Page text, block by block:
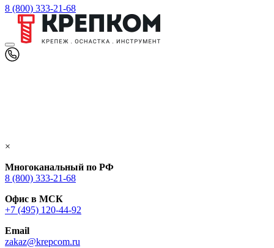
8 (800) 333-21-68
×
Многоканальный по РФ
8 (800) 333‑21-68
Офис в МСК
+7 (495) 120-44-92
Email
zakaz@krepcom.ru